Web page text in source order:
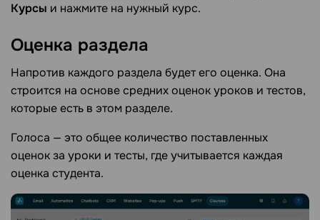
Курсы и нажмите на нужный курс.
Оценка раздела
Напротив каждого раздела будет его оценка. Она
строится на основе средних оценок уроков и тестов,
которые есть в этом разделе.
Голоса — это общее количество поставленных
оценок за уроки и тесты, где учитывается каждая
оценка студента.